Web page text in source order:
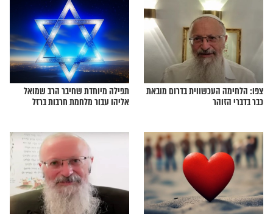
עם ה’ או נגד
הרב שמואל אליהו: אהבת ה’ גדולה
מאוד מתגלה בימים אלו
בדרום מובאת
תפילה מיוחדת שחיבר הרב שמואל
אליהו עבור מלחמת חרבות ברזל